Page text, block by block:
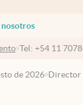
Tel: +54 11
de 2026 Director